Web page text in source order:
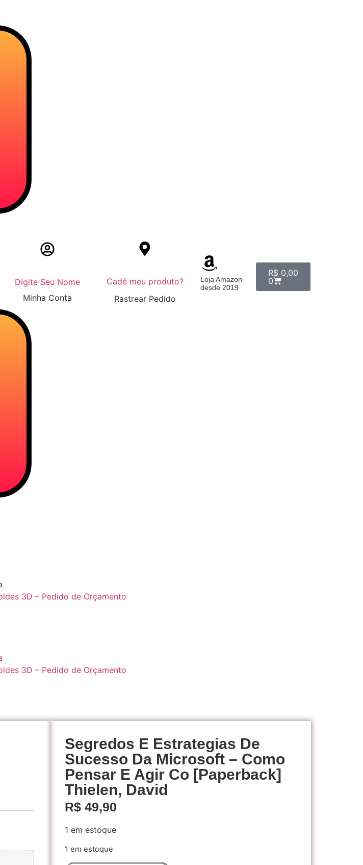
Digite Seu Nome
Minha Conta
Cadê meu produto?
Rastrear Pedido
Loja Amazon
desde 2019
R$ 0,00
0
3D – Pedido de Orçamento
3D – Pedido de Orçamento
Segredos E Estrategias De
Sucesso Da Microsoft – Como
Pensar E Agir Co [Paperback]
Thielen, David
R$ 49,90
1 em estoque
1 em estoque